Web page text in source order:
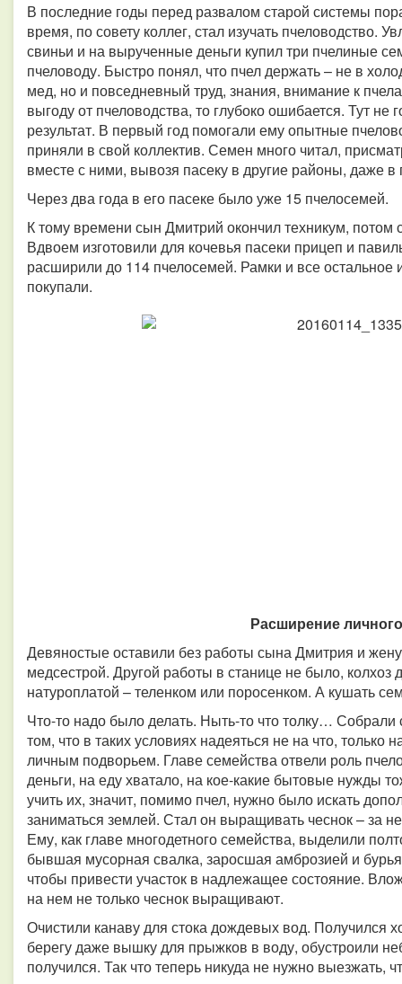
В последние годы перед развалом старой системы
время, по совету коллег, стал изучать
свиньи и на вырученные деньги купил три пчелиные
пчеловоду. Быстро понял, что пчел держать – не в
мед, но и повседневный труд, знания, внимание к
выгоду от пчеловодства, то глубоко ошибается. Тут не
результат. В первый год помогали ему опытные
приняли в свой коллектив. Семен много читал,
вместе с ними, вывозя пасеку в другие районы, даже
Через два года в его пасеке было уже 15 пчелосемей.
К тому времени сын Дмитрий окончил техникум,
Вдвоем изготовили для кочевья пасеки прицеп и
расширили до 114 пчелосемей. Рамки и все остальное
покупали.
Расширение
Девяностые оставили без работы сына Дмитрия и
медсестрой. Другой работы в станице не было, колхоз
натуроплатой – теленком или поросенком. А кушать
Что-то надо было делать. Ныть-то что толку…
том, что в таких условиях надеяться не на что, только
личным подворьем. Главе семейства отвели роль
деньги, на еду хватало, на кое-какие бытовые нужды
учить их, значит, помимо пчел, нужно было искать
заниматься землей. Стал он выращивать чеснок – за
Ему, как главе многодетного семейства, выделили
бывшая мусорная свалка, заросшая амброзией и
чтобы привести участок в надлежащее состояние.
на нем не только чеснок выращивают.
Очистили канаву для стока дождевых вод. Получился
берегу даже вышку для прыжков в воду, обустроили
получился. Так что теперь никуда не нужно выезжать,